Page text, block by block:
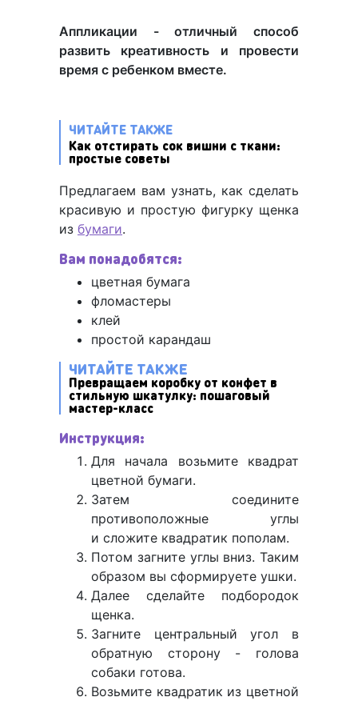
Аппликации - отличный способ
развить креативность и провести
время с ребенком вместе.
ЧИТАЙТЕ ТАКЖЕ
Как отстирать сок вишни с ткани:
простые советы
Предлагаем вам узнать, как сделать
красивую и простую фигурку щенка
из бумаги.
Вам понадобятся:
цветная бумага
фломастеры
клей
простой карандаш
ЧИТАЙТЕ ТАКЖЕ
Превращаем коробку от конфет в
стильную шкатулку: пошаговый
мастер-класс
Инструкция:
Для начала возьмите квадрат
цветной бумаги.
Затем соедините
противоположные углы
и сложите квадратик пополам.
Потом загните углы вниз. Таким
образом вы сформируете ушки.
Далее сделайте подбородок
щенка.
Загните центральный угол в
обратную сторону - голова
собаки готова.
Возьмите квадратик из цветной